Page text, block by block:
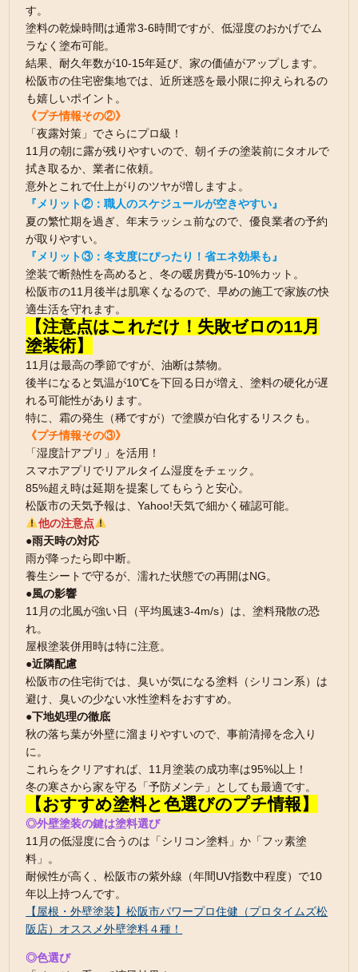
す。
塗料の乾燥時間は通常3-6時間ですが、低湿度のおかげでム
ラなく塗布可能。
結果、耐久年数が10-15年延び、家の価値がアップします。
松阪市の住宅密集地では、近所迷惑を最小限に抑えられるの
も嬉しいポイント。
《プチ情報その②》
「夜露対策」でさらにプロ級！
11月の朝に露が残りやすいので、朝イチの塗装前にタオルで
拭き取るか、業者に依頼。
意外とこれで仕上がりのツヤが増しますよ。
『メリット②：職人のスケジュールが空きやすい』
夏の繁忙期を過ぎ、年末ラッシュ前なので、優良業者の予約
が取りやすい。
『メリット③：冬支度にぴったり！省エネ効果も』
塗装で断熱性を高めると、冬の暖房費が5-10%カット。
松阪市の11月後半は肌寒くなるので、早めの施工で家族の快
適生活を守れます。
【注意点はこれだけ！失敗ゼロの11月
塗装術】
11月は最高の季節ですが、油断は禁物。
後半になると気温が10℃を下回る日が増え、塗料の硬化が遅
れる可能性があります。
特に、霜の発生（稀ですが）で塗膜が白化するリスクも。
《プチ情報その③》
「湿度計アプリ」を活用！
スマホアプリでリアルタイム湿度をチェック。
85%超え時は延期を提案してもらうと安心。
松阪市の天気予報は、Yahoo!天気で細かく確認可能。
他の注意点
●雨天時の対応
雨が降ったら即中断。
養生シートで守るが、濡れた状態での再開はNG。
●風の影響
11月の北風が強い日（平均風速3-4m/s）は、塗料飛散の恐
れ。
屋根塗装併用時は特に注意。
●近隣配慮
松阪市の住宅街では、臭いが気になる塗料（シリコン系）は
避け、臭いの少ない水性塗料をおすすめ。
●下地処理の徹底
秋の落ち葉が外壁に溜まりやすいので、事前清掃を念入り
に。
これらをクリアすれば、11月塗装の成功率は95%以上！
冬の寒さから家を守る「予防メンテ」としても最適です。
【おすすめ塗料と色選びのプチ情報】
◎外壁塗装の鍵は塗料選び
11月の低湿度に合うのは「シリコン塗料」か「フッ素塗
料」。
耐候性が高く、松阪市の紫外線（年間UV指数中程度）で10
年以上持つんです。
【屋根・外壁塗装】松阪市パワープロ住健（プロタイムズ松
阪店）オススメ外壁塗料４種！
◎色選び